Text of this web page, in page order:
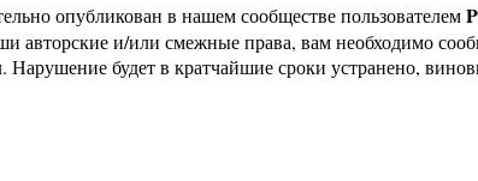
опубликован в нашем сообществе пользователем
авторские и/или смежные права, вам необходимо
будет в кратчайшие сроки устранено,